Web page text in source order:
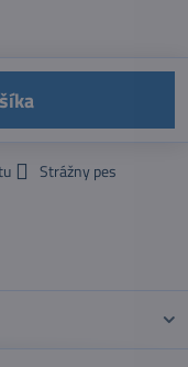
Strážny pes